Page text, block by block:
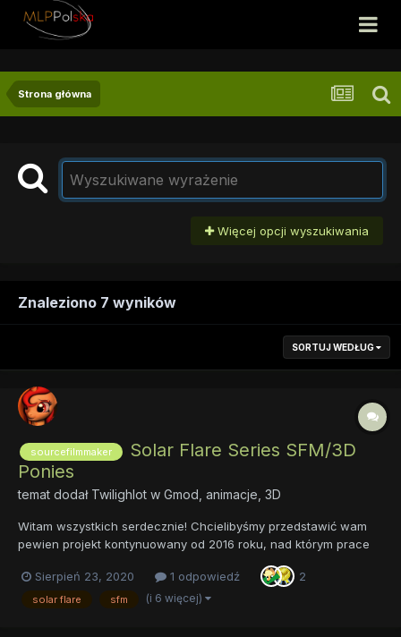
Strona główna
Więcej opcji wyszukiwania
Znaleziono 7 wyników
SORTUJ WEDŁUG
sourcefilmmaker
Solar Flare Series SFM/3D
Ponies
temat dodał Twilighlot w Gmod, animacje, 3D
Witam wszystkich serdecznie! Chcielibyśmy przedstawić wam
pewien projekt kontynuowany od 2016 roku, nad którym prace
tematyce związanym z tym o to uniwersum. Ukazuje
alternatywną rzeczywistość w której przez jeden mały błąd
Sierpień 23, 2020 1 odpowiedź 2
solar flare sfm (i 6 więcej)